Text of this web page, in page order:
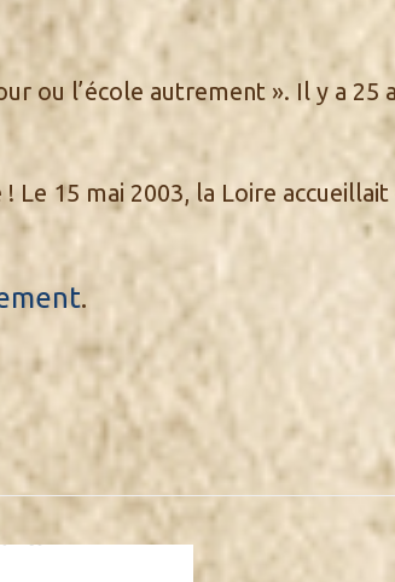
ou l’école autrement ». Il y a 25
Le 15 mai 2003, la Loire accueillait
.